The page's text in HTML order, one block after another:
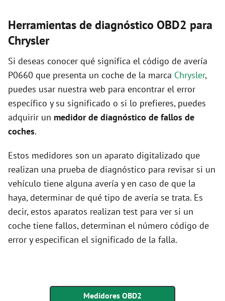
Herramientas de diagnóstico OBD2 para
Chrysler
Si deseas conocer qué significa el código de avería
P0660 que presenta un coche de la marca Chrysler,
puedes usar nuestra web para encontrar el error
específico y su significado o si lo prefieres, puedes
adquirir un medidor de diagnóstico de fallos de
coches.
Estos medidores son un aparato digitalizado que
realizan una prueba de diagnóstico para revisar si un
vehículo tiene alguna avería y en caso de que la
haya, determinar de qué tipo de avería se trata. Es
decir, estos aparatos realizan test para ver si un
coche tiene fallos, determinan el número código de
error y especifican el significado de la falla.
Medidores OBD2